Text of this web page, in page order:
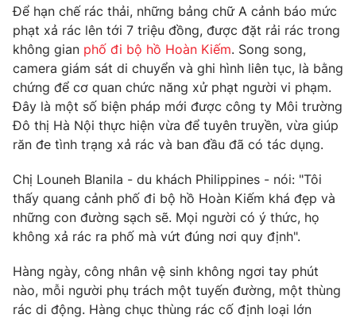
Câu chuyện quốc tế
Thị trường
Góc doanh nghiệp
Dữ liệu và đời sống
Truyền hình
Phim VTV
Hậu trường
Nhân vật
Khán giả
Giải sao mai
Giải trí
Điện ảnh
Sao
Đời sống
Du lịch
Làm đẹp
Chất lượng cuộc sống
Giáo dục
Tuyển sinh
Công nghệ
Hitech Công nghệ tương lai
Sản phẩm
Giao lưu trực tuyến
Để hạn chế rác thải, những bảng chữ A cảnh báo mức
phạt xả rác lên tới 7 triệu đồng, được đặt rải rác trong
không gian phố đi bộ hồ Hoàn Kiếm. Song song,
camera giám sát di chuyển và ghi hình liên tục, là bằng
chứng để cơ quan chức năng xử phạt người vi phạm.
Đây là một số biện pháp mới được công ty Môi trường
Đô thị Hà Nội thực hiện vừa để tuyên truyền, vừa giúp
răn đe tình trạng xả rác và ban đầu đã có tác dụng.
Chị Louneh Blanila - du khách Philippines - nói: "Tôi
thấy quang cảnh phố đi bộ hồ Hoàn Kiếm khá đẹp và
những con đường sạch sẽ. Mọi người có ý thức, họ
không xả rác ra phố mà vứt đúng nơi quy định".
Hàng ngày, công nhân vệ sinh không ngơi tay phút
nào, mỗi người phụ trách một tuyến đường, một thùng
rác di động. Hàng chục thùng rác cố định loại lớn